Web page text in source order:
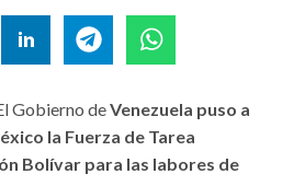
Gobierno deVenezuela puso a
la Fuerza de Tarea
Bolívar para las labores de